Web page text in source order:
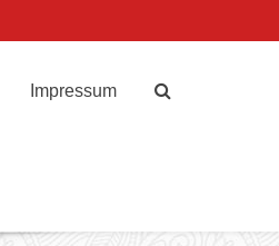
Impressum